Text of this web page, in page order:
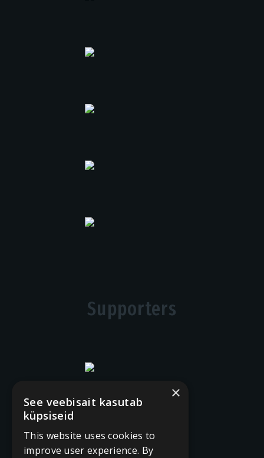
Supporters
×
See veebisait kasutab
küpsiseid
This website uses cookies to
improve user experience. By